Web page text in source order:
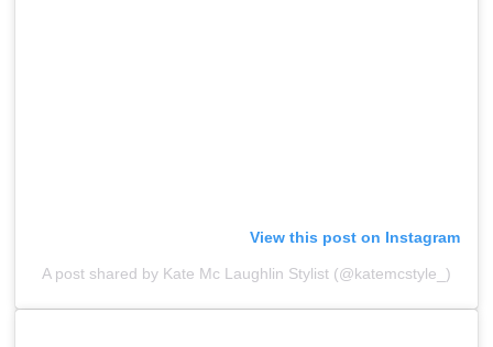
View this post on Instagram
A post shared by Kate Mc Laughlin Stylist (@katemcstyle_)